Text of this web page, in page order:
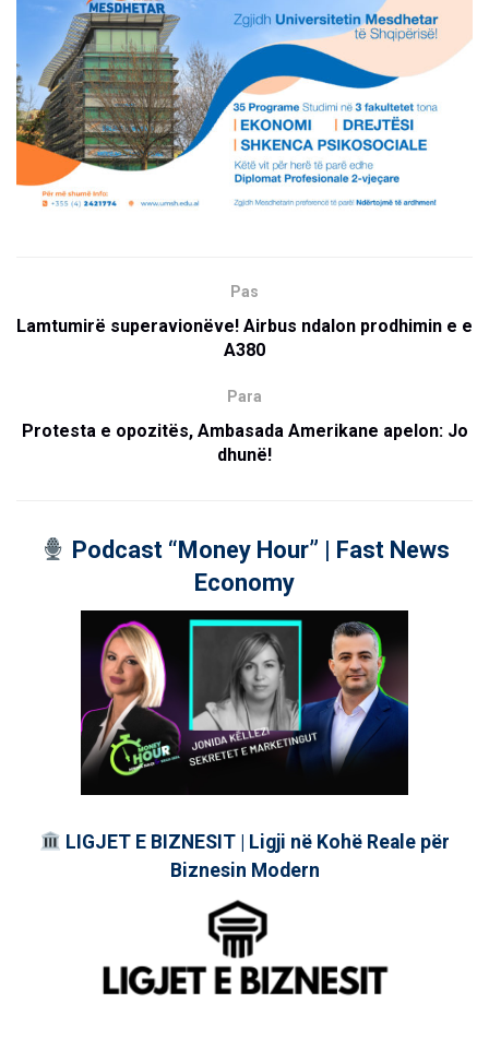
Pas
Lamtumirë superavionëve! ​Airbus ndalon prodhimin e e
A380
Para
Protesta e opozitës, Ambasada Amerikane apelon: Jo
dhunë!
Podcast “Money Hour” | Fast News
Economy
LIGJET E BIZNESIT | Ligji në Kohë Reale për
Biznesin Modern